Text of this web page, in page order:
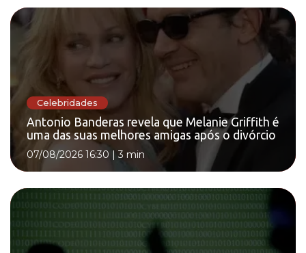
Celebridades
Antonio Banderas revela que Melanie Griffith é
uma das suas melhores amigas após o divórcio
07/08/2026 16:30 |3 min